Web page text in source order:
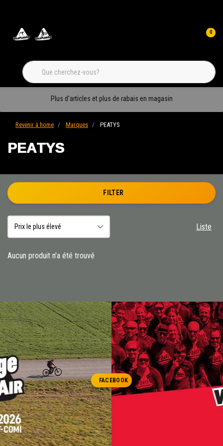
0
Plus d'articles et plus de rabais en magasin
Revenir à home Marques PEATYS
PEATYS
FILTER
Liste
Aucun produit n'a été trouvé
FACEBOOK